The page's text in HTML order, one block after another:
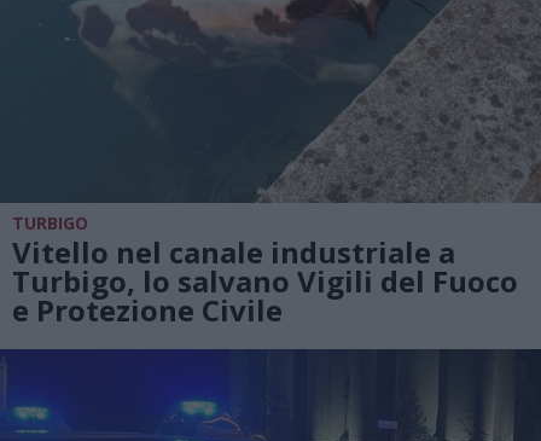
TURBIGO
Vitello nel canale industriale a
Turbigo, lo salvano Vigili del Fuoco
e Protezione Civile